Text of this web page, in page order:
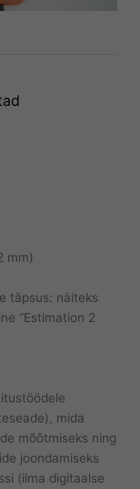
mm)
täpsus: näiteks
“Estimation 2
mida
mõõtmiseks ning
joondamiseks
(ilma digitaalse